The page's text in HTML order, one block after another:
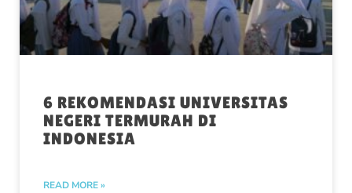
6 REKOMENDASI UNIVERSITAS
NEGERI TERMURAH DI
INDONESIA
READ MORE »